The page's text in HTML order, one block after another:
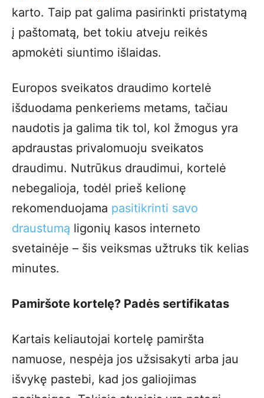
karto. Taip pat galima pasirinkti pristatymą
į paštomatą, bet tokiu atveju reikės
apmokėti siuntimo išlaidas.
Europos sveikatos draudimo kortelė
išduodama penkeriems metams, tačiau
naudotis ja galima tik tol, kol žmogus yra
apdraustas privalomuoju sveikatos
draudimu. Nutrūkus draudimui, kortelė
nebegalioja, todėl prieš kelionę
rekomenduojama pasitikrinti savo
draustumą ligonių kasos interneto
svetainėje – šis veiksmas užtruks tik kelias
minutes.
Pamiršote kortelę? Padės sertifikatas
Kartais keliautojai kortelę pamiršta
namuose, nespėja jos užsisakyti arba jau
išvykę pastebi, kad jos galiojimas